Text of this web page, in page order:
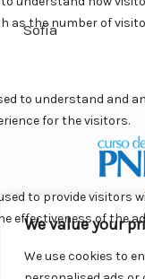
We value your
We use cookies to
Sofía
Curso Práctico de
Contacto |